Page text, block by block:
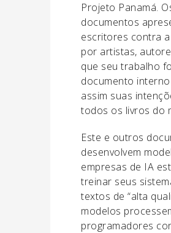
Projeto Panamá.
documentos
escritores contra
por artistas,
que seu trabalho
documento
assim suas
todos os livros do
Este e outros
desenvolvem
empresas de IA
treinar seus
textos de “alta
modelos
programadores